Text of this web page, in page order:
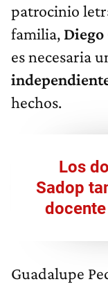
patrocinio
familia, Diego
es necesaria
hechos.
Los
Sadop
Guadalupe